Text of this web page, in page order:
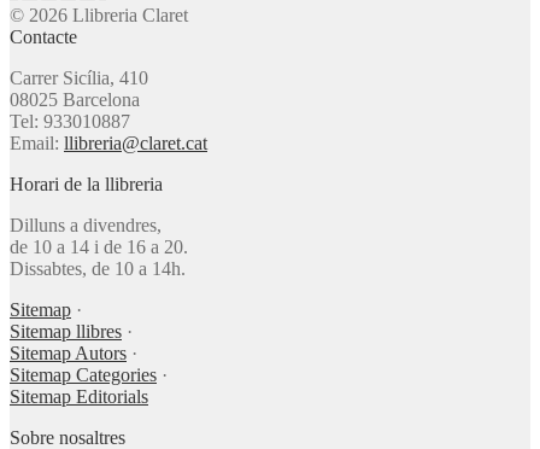
© 2026 Llibreria Claret
Contacte
Carrer Sicília, 410
08025 Barcelona
Tel: 933010887
Email: llibreria@claret.cat
Horari de la llibreria
Dilluns a divendres,
de 10 a 14 i de 16 a 20.
Dissabtes, de 10 a 14h.
Sitemap ·
Sitemap llibres ·
Sitemap Autors ·
Sitemap Categories ·
Sitemap Editorials
Sobre nosaltres